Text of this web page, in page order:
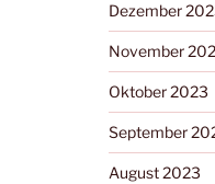
Dezember
November
Oktober 2023
September
August 2023